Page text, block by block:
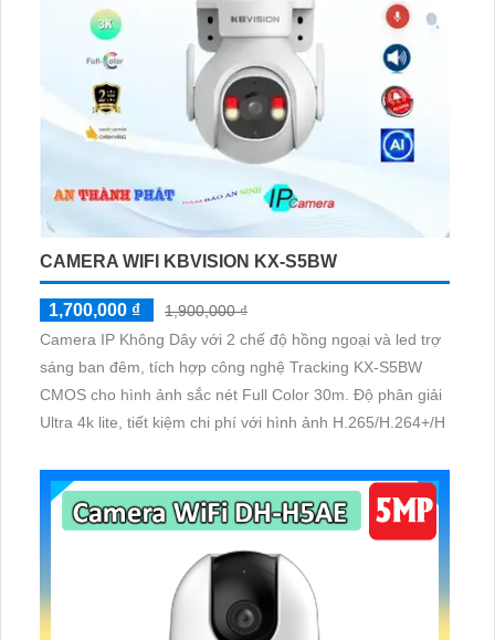
CAMERA WIFI KBVISION KX-S5BW
1,700,000 ₫
1,900,000 ₫
Camera IP Không Dây với 2 chế độ hồng ngoại và led trợ
sáng ban đêm, tích hợp công nghệ Tracking KX-S5BW
CMOS cho hình ảnh sắc nét Full Color 30m. Độ phân giải
Ultra 4k lite, tiết kiệm chi phí với hình ảnh H.265/H.264+/H